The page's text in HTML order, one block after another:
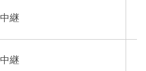
中継
中継